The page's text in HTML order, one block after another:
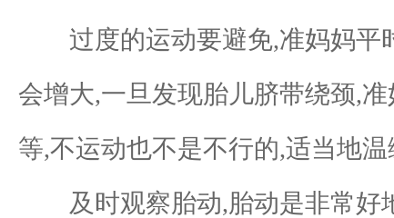
过度的运动要避免,准妈妈平
会增大,一旦发现胎儿脐带绕颈,
等,不运动也不是不行的,适当地
及时观察胎动,胎动是非常好地